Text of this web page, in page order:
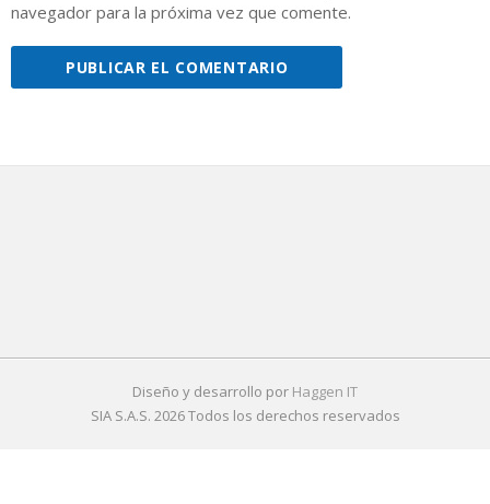
navegador para la próxima vez que comente.
Diseño y desarrollo por Haggen IT
SIA S.A.S. 2026 Todos los derechos reservados